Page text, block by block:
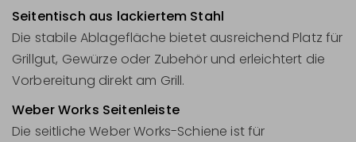
Seitentisch aus lackiertem Stahl
Die stabile Ablagefläche bietet ausreichend Platz für
Grillgut, Gewürze oder Zubehör und erleichtert die
Vorbereitung direkt am Grill.
Weber Works Seitenleiste
Die seitliche Weber Works-Schiene ist für